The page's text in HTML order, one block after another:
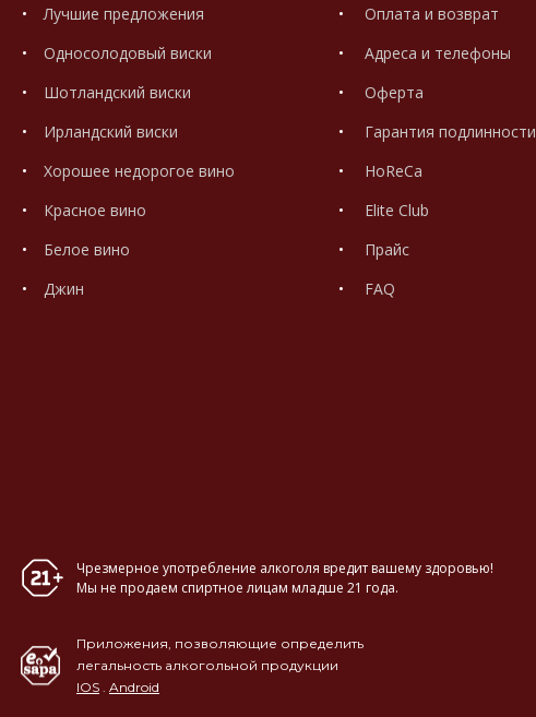
Лучшие предложения
Односолодовый виски
Шотландский виски
Ирландский виски
Хорошее недорогое вино
Красное вино
Белое вино
Джин
Оплата и возврат
Адреса и телефоны
Оферта
Гарантия подлинности
HoReCa
Elite Club
Прайс
FAQ
Чрезмерное употребление алкоголя вредит вашему здоровью!
Мы не продаем спиртное лицам младше 21 года.
Приложения, позволяющие определить
легальность алкогольной продукции
IOS . Android